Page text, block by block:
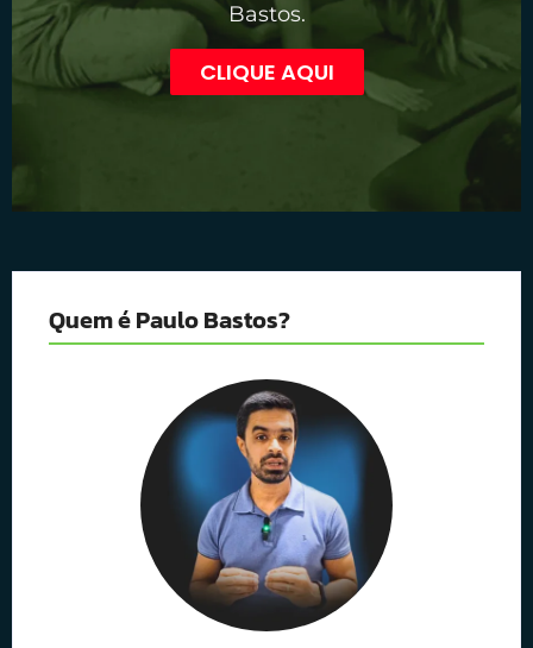
Bastos.
CLIQUE AQUI
Quem é Paulo Bastos?